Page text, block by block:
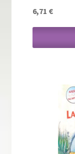
6,71 €